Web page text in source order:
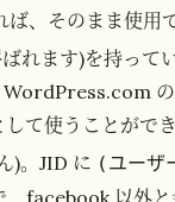
、そのまま使用
れます)を持って
の
て使うことができ
)。JID に (ユー
facebook 以外と